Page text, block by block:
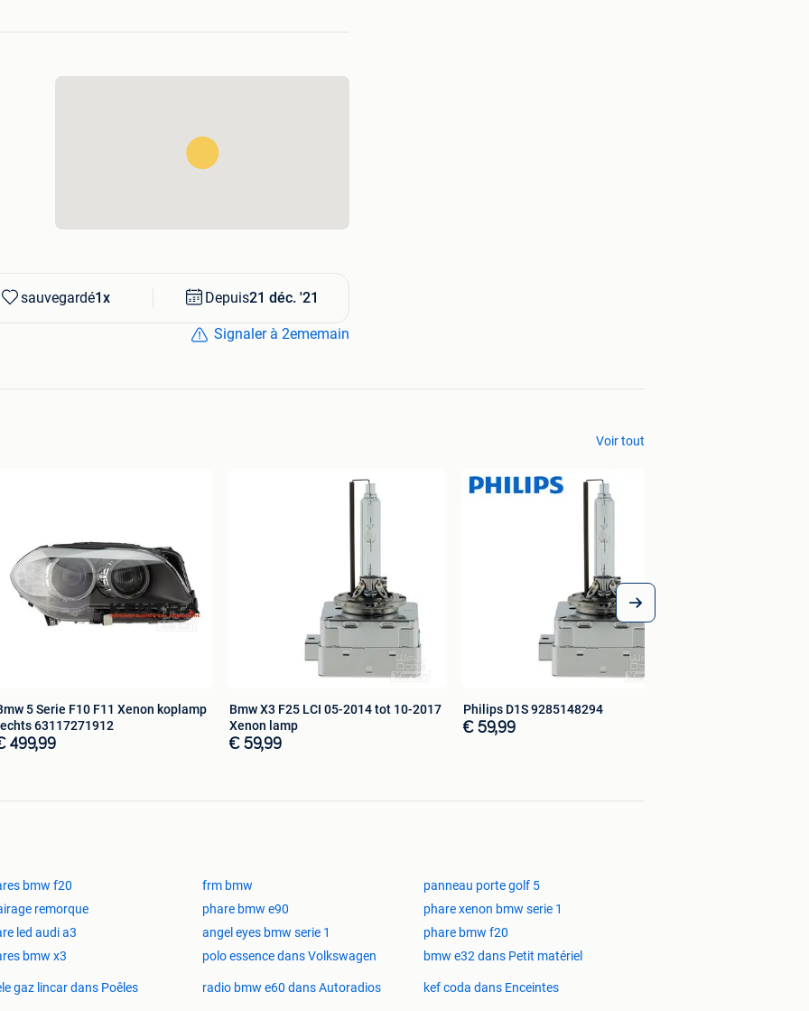
sauvegardé1x Depuis21 déc. '21
Signaler à 2ememain
Voir tout
5 Serie F10 F11 Xenon koplamp
63117271912
499,99
Bmw X3 F25 LCI 05-2014 tot 10-2017
Xenon lamp
€ 59,99
Philips D1S 9285148294
€ 59,99
bmw f20 frm bmw
panneau porte golf 5
remorque phare bmw e90
phare xenon bmw serie 1
led audi a3 angel eyes bmw serie 1
phare bmw f20
bmw x3 polo essence dans Volkswagen
bmw e32 dans Petit matériel
gaz lincar dans Poêles radio bmw e60 dans Autoradios kef coda dans Enceintes